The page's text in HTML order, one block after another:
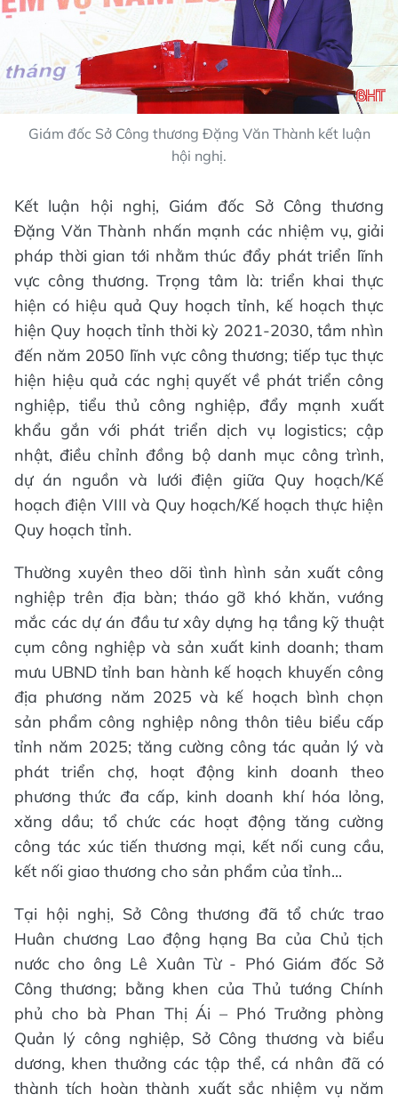
Giám đốc Sở Công thương Đặng Văn Thành kết luận
hội nghị.
Kết luận hội nghị, Giám đốc Sở Công thương
Đặng Văn Thành nhấn mạnh các nhiệm vụ, giải
pháp thời gian tới nhằm thúc đẩy phát triển lĩnh
vực công thương. Trọng tâm là: triển khai thực
hiện có hiệu quả Quy hoạch tỉnh, kế hoạch thực
hiện Quy hoạch tỉnh thời kỳ 2021-2030, tầm nhìn
đến năm 2050 lĩnh vực công thương; tiếp tục thực
hiện hiệu quả các nghị quyết về phát triển công
nghiệp, tiểu thủ công nghiệp, đẩy mạnh xuất
khẩu gắn với phát triển dịch vụ logistics; cập
nhật, điều chỉnh đồng bộ danh mục công trình,
dự án nguồn và lưới điện giữa Quy hoạch/Kế
hoạch điện VIII và Quy hoạch/Kế hoạch thực hiện
Quy hoạch tỉnh.
Thường xuyên theo dõi tình hình sản xuất công
nghiệp trên địa bàn; tháo gỡ khó khăn, vướng
mắc các dự án đầu tư xây dựng hạ tầng kỹ thuật
cụm công nghiệp và sản xuất kinh doanh; tham
mưu UBND tỉnh ban hành kế hoạch khuyến công
địa phương năm 2025 và kế hoạch bình chọn
sản phẩm công nghiệp nông thôn tiêu biểu cấp
tỉnh năm 2025; tăng cường công tác quản lý và
phát triển chợ, hoạt động kinh doanh theo
phương thức đa cấp, kinh doanh khí hóa lỏng,
xăng dầu; tổ chức các hoạt động tăng cường
công tác xúc tiến thương mại, kết nối cung cầu,
kết nối giao thương cho sản phẩm của tỉnh...
Tại hội nghị, Sở Công thương đã tổ chức trao
Huân chương Lao động hạng Ba của Chủ tịch
nước cho ông Lê Xuân Từ - Phó Giám đốc Sở
Công thương; bằng khen của Thủ tướng Chính
phủ cho bà Phan Thị Ái – Phó Trưởng phòng
Quản lý công nghiệp, Sở Công thương và biểu
dương, khen thưởng các tập thể, cá nhân đã có
thành tích hoàn thành xuất sắc nhiệm vụ năm